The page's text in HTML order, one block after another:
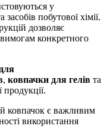
у
побутової хімії.
дозволяє
конкретного
, ковпачки для гелів та
ковпачок є важливим
використання